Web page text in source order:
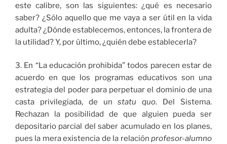
este calibre, son las siguientes: ¿qué es necesario
saber? ¿Sólo aquello que me vaya a ser útil en la vida
adulta? ¿Dónde establecemos, entonces, la frontera de
la utilidad? Y, por último, ¿quién debe establecerla?
3. En “La educación prohibida” todos parecen estar de
acuerdo en que los programas educativos son una
estrategia del poder para perpetuar el dominio de una
casta privilegiada, de unstatu quo. Del Sistema.
Rechazan la posibilidad de que alguien pueda ser
depositario parcial del saber acumulado en los planes,
pues la mera existencia de la relación profesor-alumno